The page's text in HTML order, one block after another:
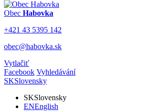
Obec Habovka
+421 43 5395 142
obec@habovka.sk
Vytlačiť
Facebook Vyhledávání
SKSlovensky
SKSlovensky
ENEnglish